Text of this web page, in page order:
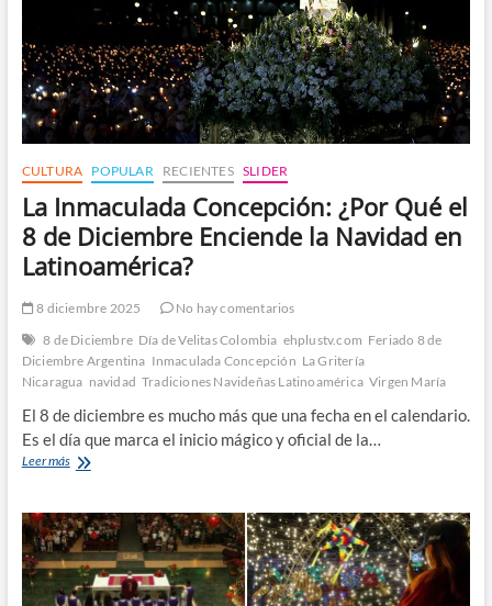
CULTURA POPULAR RECIENTES SLIDER
La Inmaculada Concepción: ¿Por Qué el
8 de Diciembre Enciende la Navidad en
Latinoamérica?
8 diciembre 2025
No hay comentarios
8 de Diciembre Día de Velitas Colombia ehplustv.com Feriado 8 de
Diciembre Argentina Inmaculada Concepción La Gritería
Nicaragua navidad Tradiciones Navideñas Latinoamérica Virgen María
El 8 de diciembre es mucho más que una fecha en el calendario.
Es el día que marca el inicio mágico y oficial de la…
Leer másLa
¿Por
Qué
el
de